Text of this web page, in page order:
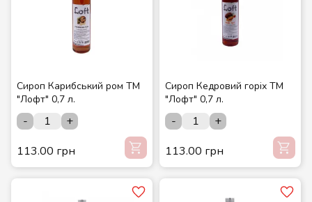
Сироп Карибський ром ТМ
"Лофт" 0,7 л.
-
+
113.00 грн
Сироп Кедровий горіх ТМ
"Лофт" 0,7 л.
-
+
113.00 грн